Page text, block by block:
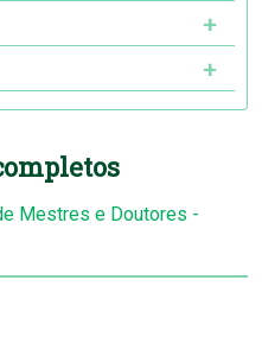
Mestres e Doutores -